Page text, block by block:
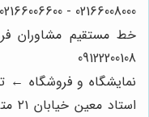
02166008000 - 02166006600 - 02166003300 - 02166003000
09122200108
نمایشگاه و فروشگاه ←